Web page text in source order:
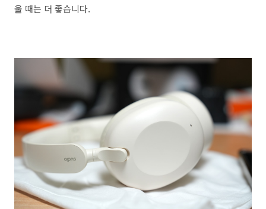
울 때는 더 좋습니다.